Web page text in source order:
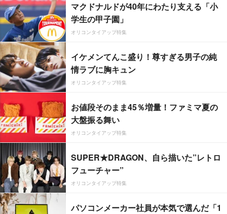
マクドナルドが40年にわたり支える「小
学生の甲子園」
オリコンタイアップ特集
イケメンてんこ盛り！尊すぎる男子の純
情ラブに胸キュン
オリコンタイアップ特集
お値段そのまま45％増量！ファミマ夏の
大盤振る舞い
オリコンタイアップ特集
SUPER★DRAGON、自ら描いた”レトロ
フューチャー”
オリコンタイアップ特集
パソコンメーカー社員が本気で選んだ「1